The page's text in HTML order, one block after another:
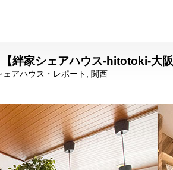
絆家シェアハウス-hitotoki-大阪
ェアハウス・レポート 関西